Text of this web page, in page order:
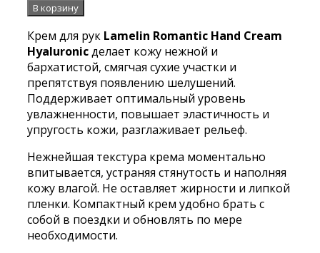
В корзину
Крем для рук Lamelin Romantic Hand Cream
Hyaluronicделает кожу нежной и
бархатистой, смягчая сухие участки и
препятствуя появлению шелушений.
Поддерживает оптимальный уровень
увлажненности, повышает эластичность и
упругость кожи, разглаживает рельеф.
Нежнейшая текстура крема моментально
впитывается, устраняя стянутость и наполняя
кожу влагой. Не оставляет жирности и липкой
пленки. Компактный крем удобно брать с
собой в поездки и обновлять по мере
необходимости.